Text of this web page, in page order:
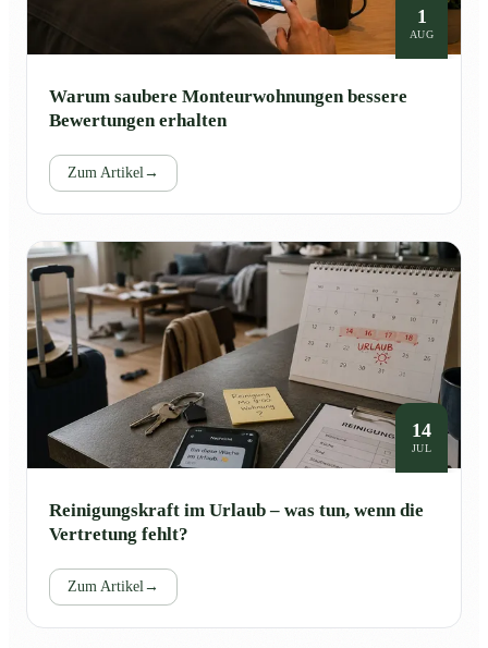
1
AUG
Warum saubere Monteurwohnungen bessere
Bewertungen erhalten
Zum Artikel →
14
JUL
Reinigungskraft im Urlaub – was tun, wenn die
Vertretung fehlt?
Zum Artikel →